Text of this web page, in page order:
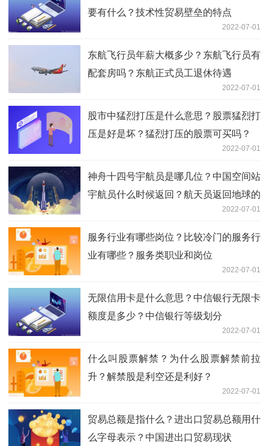
要有什么？技术性贸易壁垒的特点
2022-07-01
东航飞行员年薪大概多少？东航飞行员有
配套房吗？东航正式员工退休待遇
2022-07-01
股市中猛烈打压是什么意思？股票猛烈打
压是好是坏？猛烈打压的股票可买吗？
2022-07-01
神舟十四号宇航员是哪几位？中国空间站
宇航员什么时候返回？航天员返回地球的
2022-07-01
服务行业有哪些岗位？比较冷门的服务行
业有哪些？服务类职业和岗位
2022-07-01
无限信用卡是什么意思？中信银行无限卡
额度是多少？中信银行等级划分
2022-07-01
什么叫股票解禁？为什么股票解禁前拉
升？解禁股是利空还是利好？
2022-07-01
贸易总额是指什么？进出口贸易总额用什
么字母表示？中国进出口贸易现状